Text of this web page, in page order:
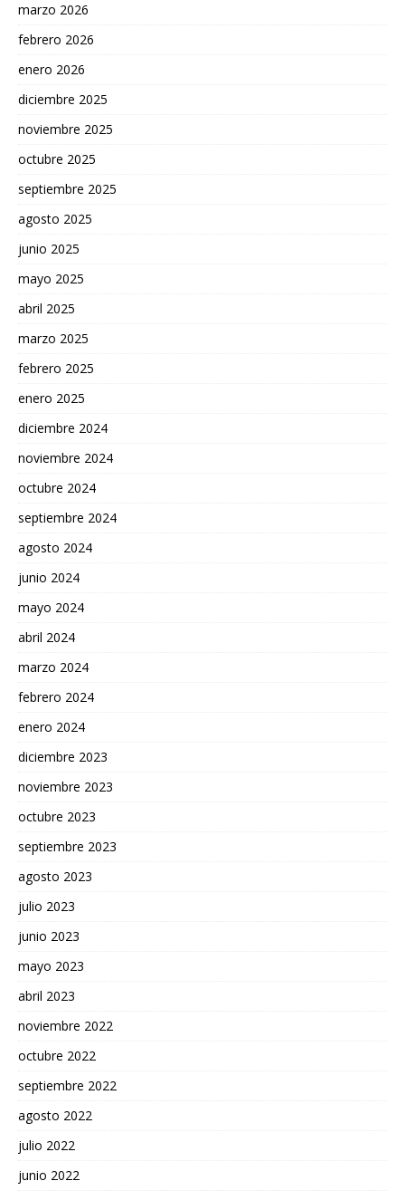
marzo 2026
febrero 2026
enero 2026
diciembre 2025
noviembre 2025
octubre 2025
septiembre 2025
agosto 2025
junio 2025
mayo 2025
abril 2025
marzo 2025
febrero 2025
enero 2025
diciembre 2024
noviembre 2024
octubre 2024
septiembre 2024
agosto 2024
junio 2024
mayo 2024
abril 2024
marzo 2024
febrero 2024
enero 2024
diciembre 2023
noviembre 2023
octubre 2023
septiembre 2023
agosto 2023
julio 2023
junio 2023
mayo 2023
abril 2023
noviembre 2022
octubre 2022
septiembre 2022
agosto 2022
julio 2022
junio 2022